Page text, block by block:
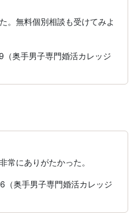
。無料個別相談も受けてみよ
奥手男子専門婚活カレッジ
常にありがたかった。
奥手男子専門婚活カレッジ